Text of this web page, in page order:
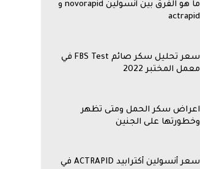
ما هو الفرق بين أنسولين novorapid و
actrapid
سعر تحليل سكر صائم FBS Test في
معمل المختبر 2022
اعراض سكر الحمل ومتى تظهر
وخطورتها على الجنين
سعر أنسولين أكترابيد ACTRAPID في